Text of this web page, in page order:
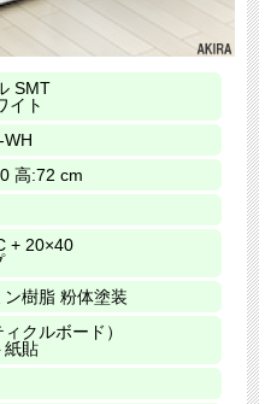
SMT
イト
高:72 cm
+ 20×40
樹脂 粉体塗装
クルボード）
紙貼